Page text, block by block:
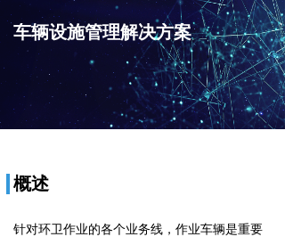
车辆设施管理解决方案
针对环卫作业的各个业务线，作业车辆是重要
概述